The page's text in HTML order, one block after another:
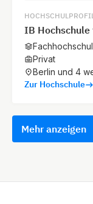
50678 Köln
Aachen
52068
Berlin
IB Hochschule
Privat
Berlin und 4
Zur Hochschule
Mehr anzeigen